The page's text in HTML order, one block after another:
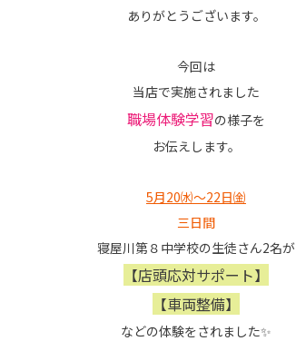
ありがとうございます。
今回は
当店で実施されました
職場体験学習の様子を
お伝えします。
5月20㈬～22日㈮
三日間
寝屋川第８中学校の生徒さん2名が
【店頭応対サポート】
【車両整備】
などの体験をされました✨